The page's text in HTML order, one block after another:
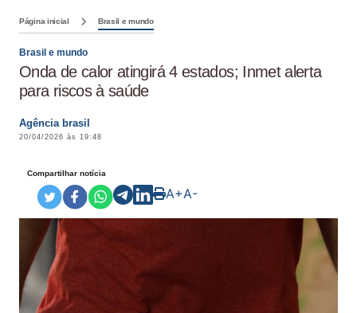
Página inicial Brasil e mundo
Brasil e mundo
Onda de calor atingirá 4 estados; Inmet alerta
para riscos à saúde
Agência brasil
20/04/2026 às 19:48
Compartilhar notícia
A+A-